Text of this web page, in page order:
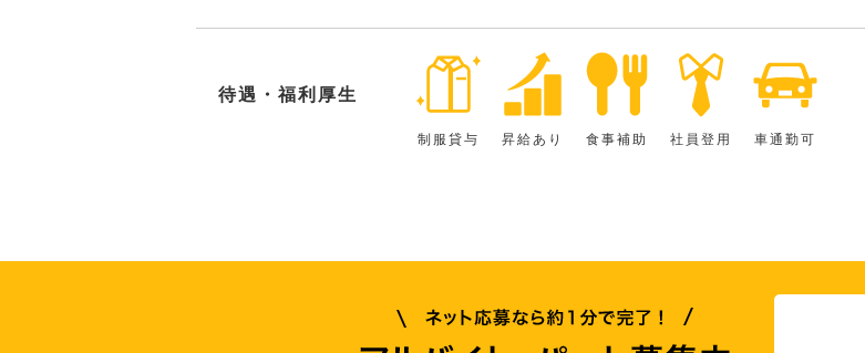
待遇・福利厚生
制服貸与 昇給あり 食事補助 社員登用 車通勤可